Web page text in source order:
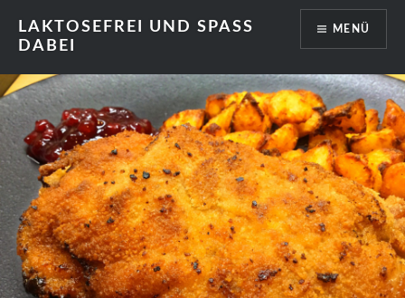
Inhalt
springen
LAKTOSEFREI UND SPASS
DABEI
MENÜ